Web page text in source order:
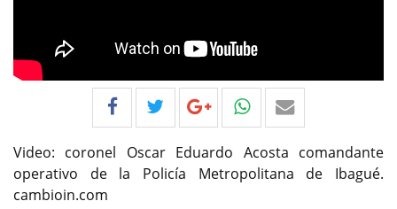
Video: coronel Oscar Eduardo Acosta comandante
operativo de la Policía Metropolitana de Ibagué.
cambioin.com